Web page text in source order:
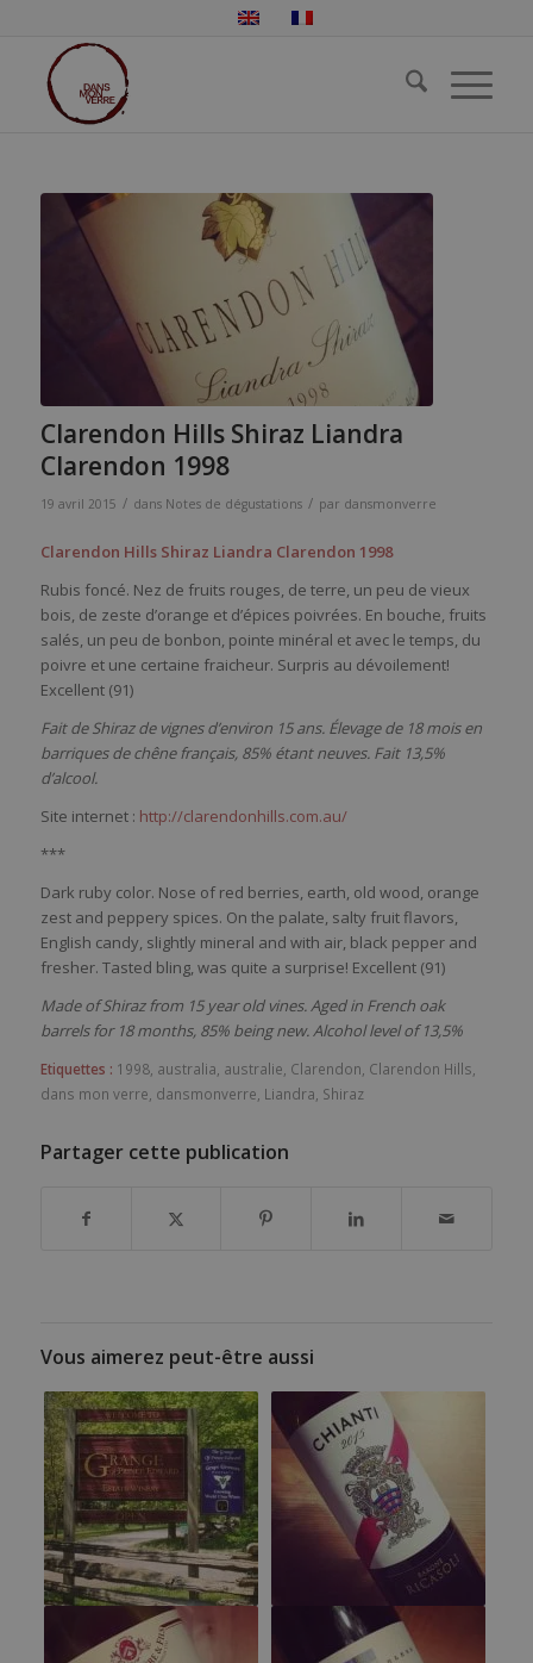
Clarendon Hills Shiraz Liandra
Clarendon 1998
19 avril 2015 / dans Notes de dégustations / par dansmonverre
Clarendon Hills Shiraz Liandra Clarendon 1998
Rubis foncé. Nez de fruits rouges, de terre, un peu de vieux
bois, de zeste d’orange et d’épices poivrées. En bouche, fruits
salés, un peu de bonbon, pointe minéral et avec le temps, du
poivre et une certaine fraicheur. Surpris au dévoilement!
Excellent (91)
Fait de Shiraz de vignes d’environ 15 ans. Élevage de 18 mois en
barriques de chêne français, 85% étant neuves. Fait 13,5%
d’alcool.
Site internet : http://clarendonhills.com.au/
***
Dark ruby color. Nose of red berries, earth, old wood, orange
zest and peppery spices. On the palate, salty fruit flavors,
English candy, slightly mineral and with air, black pepper and
fresher. Tasted bling, was quite a surprise! Excellent (91)
Made of Shiraz from 15 year old vines. Aged in French oak
barrels for 18 months, 85% being new. Alcohol level of 13,5%
Etiquettes : 1998, australia australie Clarendon Clarendon Hills
dans mon verre dansmonverre Liandra Shiraz
Partager cette publication
Vous aimerez peut-être aussi